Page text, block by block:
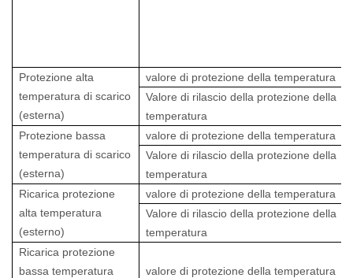
Protezione alta
temperatura di scarico
(esterna)
valore di protezione della temperatura
Valore di rilascio della protezione della
temperatura
Protezione bassa
temperatura di scarico
(esterna)
valore di protezione della temperatura
Valore di rilascio della protezione della
temperatura
Ricarica protezione
alta temperatura
(esterno)
valore di protezione della temperatura
Valore di rilascio della protezione della
temperatura
Ricarica protezione
bassa temperatura
valore di protezione della temperatura